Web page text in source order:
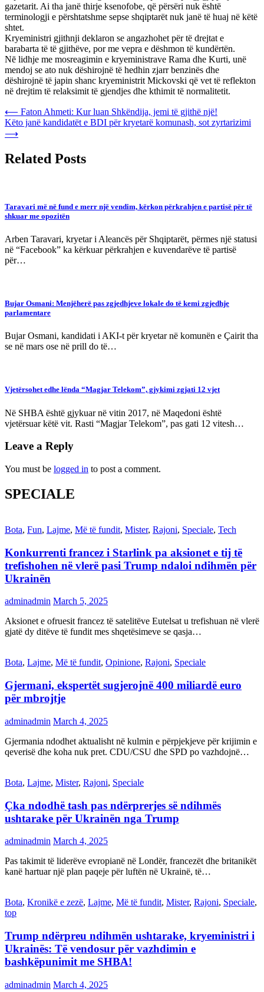
gazetarit. Ai tha janë thirje ksenofobe, që përsëri nuk është
terminologji e përshtatshme sepse shqiptarët nuk janë të huaj në këtë
shtet.
Kryeministri gjithnji deklaron se angazhohet për të drejtat e
barabarta të të gjithëve, por me vepra e dëshmon të kundërtën.
Nē lidhje me mosreagimin e kryeministrave Rama dhe Kurti, unë
mendoj se ato nuk dëshirojnë të hedhin zjarr benzinës dhe
dëshirojnë të japin shanc kryeministrit Mickovski që vet të reflekton
në drejtim të relaksimit të gjendjes dhe kthimit të normalitetit.
Post
navigation
⟵ Faton Ahmeti: Kur luan Shkëndija, jemi të gjithë një!
Këto janë kandidatët e BDI për kryetarë komunash, sot zyrtarizimi
⟶
Related Posts
Taravari më në fund e merr një vendim, kërkon përkrahjen e partisë për të
shkuar me opozitën
Arben Taravari, kryetar i Aleancës për Shqiptarët, përmes një statusi
në “Facebook” ka kërkuar përkrahjen e kuvendarëve të partisë
për…
Bujar Osmani: Menjëherë pas zgjedhjeve lokale do të kemi zgjedhje
parlamentare
Bujar Osmani, kandidati i AKI-t për kryetar në komunën e Çairit tha
se në mars ose në prill do të…
Vjetërsohet edhe lënda “Magjar Telekom”, gjykimi zgjati 12 vjet
Në SHBA është gjykuar në vitin 2017, në Maqedoni është
vjetërsuar këtë vit. Rasti “Magjar Telekom”, pas gati 12 vitesh…
Leave a Reply
You must be logged in to post a comment.
SPECIALE
Bota, Fun, Lajme, Më të fundit, Mister, Rajoni, Speciale, Tech
Konkurrenti francez i Starlink pa aksionet e tij të
trefishohen në vlerë pasi Trump ndaloi ndihmën për
Ukrainën
adminadmin March 5, 2025
Aksionet e ofruesit francez të satelitëve Eutelsat u trefishuan në vlerë
gjatë dy ditëve të fundit mes shqetësimeve se qasja…
Bota, Lajme, Më të fundit, Opinione, Rajoni, Speciale
Gjermani, ekspertët sugjerojnë 400 miliardë euro
për mbrojtje
adminadmin March 4, 2025
Gjermania ndodhet aktualisht në kulmin e përpjekjeve për krijimin e
qeverisë dhe koha nuk pret. CDU/CSU dhe SPD po vazhdojnë…
Bota, Lajme, Mister, Rajoni, Speciale
Çka ndodhë tash pas ndërprerjes së ndihmës
ushtarake për Ukrainën nga Trump
adminadmin March 4, 2025
Pas takimit të liderëve evropianë në Londër, francezët dhe britanikët
kanë hartuar një plan paqeje për luftën në Ukrainë, të…
Bota, Kronikë e zezë, Lajme, Më të fundit, Mister, Rajoni, Speciale,
top
Trump ndërpreu ndihmën ushtarake, kryeministri i
Ukrainës: Të vendosur për vazhdimin e
bashkëpunimit me SHBA!
adminadmin March 4, 2025